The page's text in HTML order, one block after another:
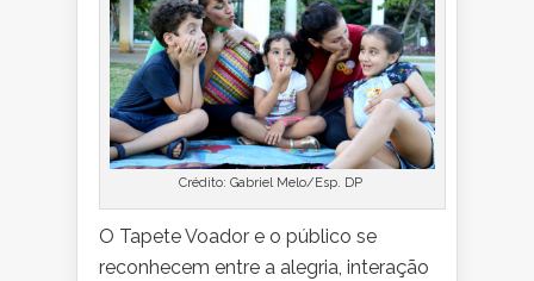
Crédito: Gabriel Melo/Esp. DP
O Tapete Voador e o público se
reconhecem entre a alegria, interação